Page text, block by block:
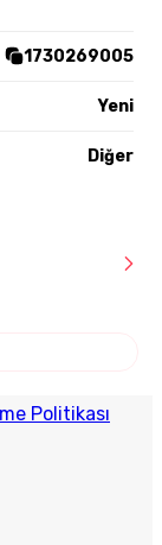
1730269005
Yeni
Diğer
Politikası